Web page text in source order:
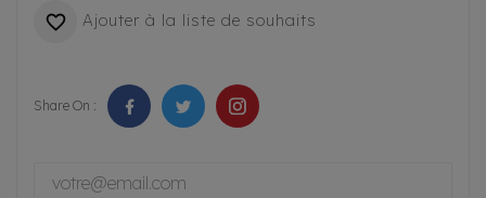
 Ajouter à la liste de souhaits
Share On :